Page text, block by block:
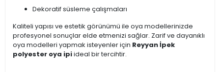
Dekoratif süsleme çalışmaları
Kaliteli yapısı ve estetik görünümü ile oya modellerinizde
profesyonel sonuçlar elde etmenizi sağlar. Zarif ve dayanıklı
oya modelleri yapmak isteyenler için Reyyan İpek
polyester oya ipiideal bir tercihtir.